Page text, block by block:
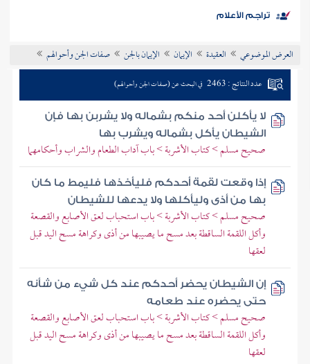
موضوعي
تراجم الأعلام
العرض الموضوعي العقيدة الإيمان الإيمان بالجن صفات الجن وأحوالهم
عدد النتائج : 2463 في البحث عن (صفات الجن وأحوالهم)
لا يأكلن أحد منكم بشماله ولا يشربن بها فإن
الشيطان يأكل بشماله ويشرب بها
صحيح مسلم > كتاب الأشربة > باب آداب الطعام والشراب وأحكامهما
إذا وقعت لقمة أحدكم فليأخذها فليمط ما كان
بها من أذى وليأكلها ولا يدعها للشيطان
صحيح مسلم > كتاب الأشربة > باب استحباب لعق الأصابع والقصعة
وأكل اللقمة الساقطة بعد مسح ما يصيبها من أذى وكراهة مسح اليد قبل
لعقها
إن الشيطان يحضر أحدكم عند كل شيء من شأنه
حتى يحضره عند طعامه
صحيح مسلم > كتاب الأشربة > باب استحباب لعق الأصابع والقصعة
وأكل اللقمة الساقطة بعد مسح ما يصيبها من أذى وكراهة مسح اليد قبل
لعقها